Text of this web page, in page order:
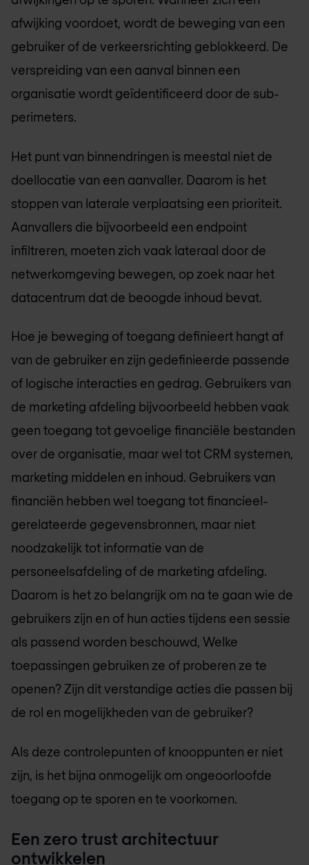
afwijking voordoet, wordt de beweging van een
gebruiker of de verkeersrichting geblokkeerd. De
verspreiding van een aanval binnen een
organisatie wordt geïdentificeerd door de sub-
perimeters.
Het punt van binnendringen is meestal niet de
doellocatie van een aanvaller. Daarom is het
stoppen van laterale verplaatsing een prioriteit.
Aanvallers die bijvoorbeeld een endpoint
infiltreren, moeten zich vaak lateraal door de
netwerkomgeving bewegen, op zoek naar het
datacentrum dat de beoogde inhoud bevat.
Hoe je beweging of toegang definieert hangt af
van de gebruiker en zijn gedefinieerde passende
of logische interacties en gedrag. Gebruikers van
de marketing afdeling bijvoorbeeld hebben vaak
geen toegang tot gevoelige financiële bestanden
over de organisatie, maar wel tot CRM systemen,
marketing middelen en inhoud. Gebruikers van
financiën hebben wel toegang tot financieel-
gerelateerde gegevensbronnen, maar niet
noodzakelijk tot informatie van de
personeelsafdeling of de marketing afdeling.
Daarom is het zo belangrijk om na te gaan wie de
gebruikers zijn en of hun acties tijdens een sessie
als passend worden beschouwd, Welke
toepassingen gebruiken ze of proberen ze te
openen? Zijn dit verstandige acties die passen bij
de rol en mogelijkheden van de gebruiker?
Als deze controlepunten of knooppunten er niet
zijn, is het bijna onmogelijk om ongeoorloofde
toegang op te sporen en te voorkomen.
Een zero trust architectuur
ontwikkelen